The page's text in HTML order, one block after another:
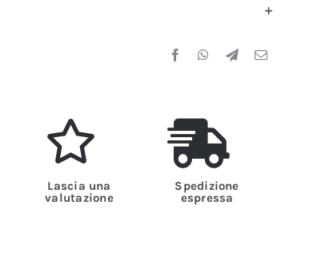
Lascia una
valutazione
Spedizione
espressa